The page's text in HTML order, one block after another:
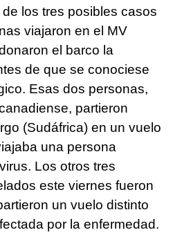
los tres posibles casos
viajaron en el MV
el barco la
de que se conociese
Esas dos personas,
partieron
(Sudáfrica) en un vuelo
una persona
Los otros tres
este viernes fueron
un vuelo distinto
por la enfermedad.